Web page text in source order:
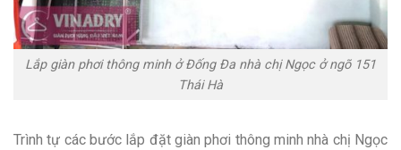
Lắp giàn phơi thông minh ở Đống Đa nhà chị Ngọc ở ngõ 151
Thái Hà
Trình tự các bước lắp đặt giàn phơi thông minh nhà chị Ngọc